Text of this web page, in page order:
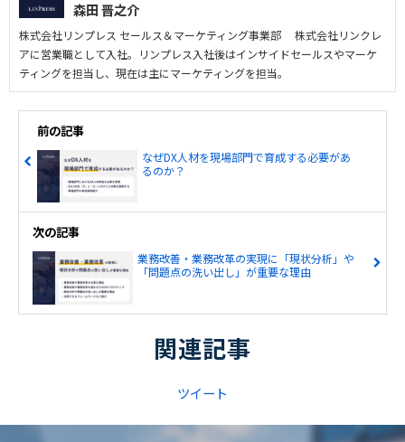
森田 晋之介
株式会社リンプレス セールス＆マーケティング事業部 株式会社リンクレ
アに営業職として入社。リンプレス入社後はインサイドセールスやマーケ
ティングを担当し、現在は主にマーケティングを担当。
前の記事
なぜDX人材を現場部門で育成する必要があ
るのか？
次の記事
業務改善・業務改革の実現に「現状分析」や
「問題点の洗い出し」が重要な理由
関連記事
ツイート